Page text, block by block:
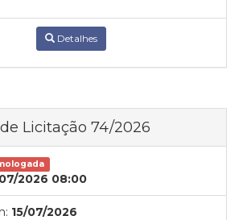
Detalhes
Licitação 74/2026
2026 08:00
15/07/2026